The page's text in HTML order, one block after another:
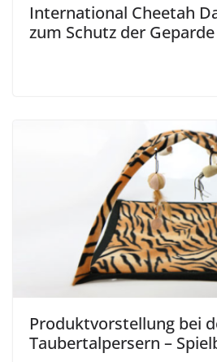
International Cheetah
zum Schutz der Geparde
Produktvorstellung bei
Taubertalpersern –